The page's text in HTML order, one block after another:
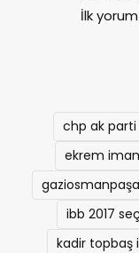
İlk
chp ak parti
ekrem
ibb 2017
kadir topbaş